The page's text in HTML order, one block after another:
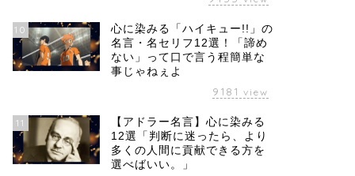
10
心に染みる「ハイキュー!!」の
名言・名セリフ12選！「諦め
ない」って口で言う程簡単な
事じゃねぇよ
9181 view
11
【アドラー名言】心に染みる
12選「判断に迷ったら、より
多くの人間に貢献できる方を
選べばいい。」